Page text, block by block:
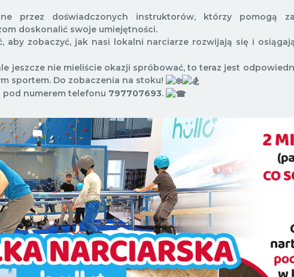
przez doświadczonych instruktorów, którzy pomogą
doskonalić swoje umiejętności.
aby zobaczyć, jak nasi lokalni narciarze rozwijają się i
jeszcze nie mieliście okazji spróbować, to teraz jest
sportem. Do zobaczenia na stoku!
pod numerem telefonu 797707693.